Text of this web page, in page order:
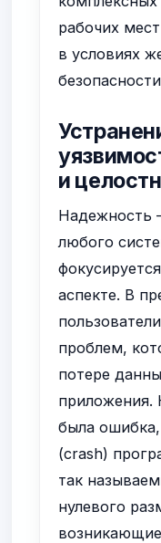
рабочих
в условиях
и
Надежность
любого
аспекте. В
проблем,
потере
приложения.
была
(crash)
так
нулевого